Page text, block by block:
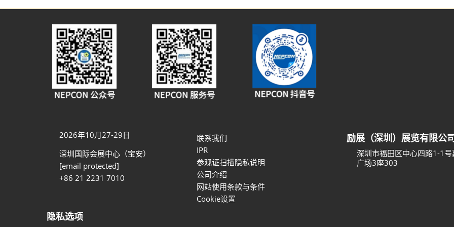
2026年10月27-29日
深圳国际会展中心（宝安）
[email protected]
+86 21 2231 7010
联系我们
IPR
参观证扫描隐私说明
公司介绍
网站使用条款与条件
Cookie设置
励展（深圳）展览有限公
深圳市福田区中心四路1-1
广场3座303
隐私选项